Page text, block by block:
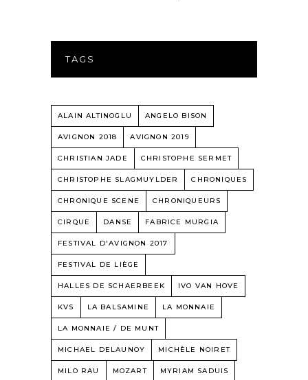
TAGS
ALAIN ALTINOGLU ANGELO BISON
AVIGNON 2018 AVIGNON 2019
CHRISTIAN JADE CHRISTOPHE SERMET
CHRISTOPHE SLAGMUYLDER CHRONIQUES
CHRONIQUE SCENE CHRONIQUEURS
CIRQUE DANSE FABRICE MURGIA
FESTIVAL D'AVIGNON 2017
FESTIVAL DE LIÈGE
HALLES DE SCHAERBEEK IVO VAN HOVE
KVS LA BALSAMINE LA MONNAIE
LA MONNAIE / DE MUNT
MICHAEL DELAUNOY MICHÈLE NOIRET
MILO RAU MOZART MYRIAM SADUIS